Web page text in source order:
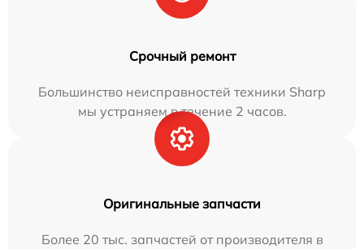
Срочный ремонт
Большинство неисправностей техники Sharp
мы устраняем в течение 2 часов.
Оригинальные запчасти
Более 20 тыс. запчастей от производителя в